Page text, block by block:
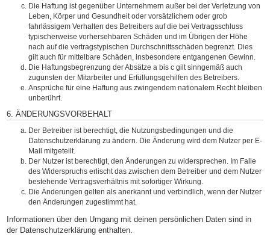
Die Haftung ist gegenüber Unternehmern außer bei der Verletzung von
Leben, Körper und Gesundheit oder vorsätzlichem oder grob
fahrlässigem Verhalten des Betreibers auf die bei Vertragsschluss
typischerweise vorhersehbaren Schäden und im Übrigen der Höhe
nach auf die vertragstypischen Durchschnittsschäden begrenzt. Dies
gilt auch für mittelbare Schäden, insbesondere entgangenen Gewinn.
Die Haftungsbegrenzung der Absätze a bis c gilt sinngemäß auch
zugunsten der Mitarbeiter und Erfüllungsgehilfen des Betreibers.
Ansprüche für eine Haftung aus zwingendem nationalem Recht bleiben
unberührt.
6. ÄNDERUNGSVORBEHALT
Der Betreiber ist berechtigt, die Nutzungsbedingungen und die
Datenschutzerklärung zu ändern. Die Änderung wird dem Nutzer per E-
Mail mitgeteilt.
Der Nutzer ist berechtigt, den Änderungen zu widersprechen. Im Falle
des Widerspruchs erlischt das zwischen dem Betreiber und dem Nutzer
bestehende Vertragsverhältnis mit sofortiger Wirkung.
Die Änderungen gelten als anerkannt und verbindlich, wenn der Nutzer
den Änderungen zugestimmt hat.
Informationen über den Umgang mit deinen persönlichen Daten sind in
der Datenschutzerklärung enthalten.